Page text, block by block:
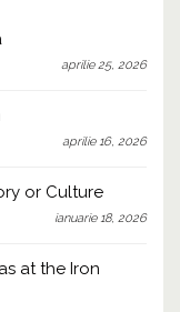
aprilie 25, 2026
aprilie 16, 2026
or Culture
ianuarie 18, 2026
at the Iron